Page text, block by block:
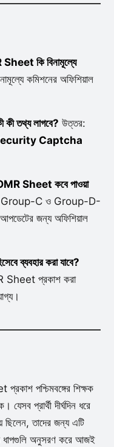
কি বিনামূল্যে
কমিশনের অফিশিয়াল
তথ্য লাগবে? উত্তর:
Captcha
Sheet কবে পাওয়া
Group-C ও Group-D-
জন্য অফিশিয়াল
ব্যবহার করা যাবে?
Sheet প্রকাশ করা
পশ্চিমবঙ্গের শিক্ষক
প্রার্থী দীর্ঘদিন ধরে
ছিলেন, তাদের জন্য এটি
ধাপগুলি অনুসরণ করে আজই